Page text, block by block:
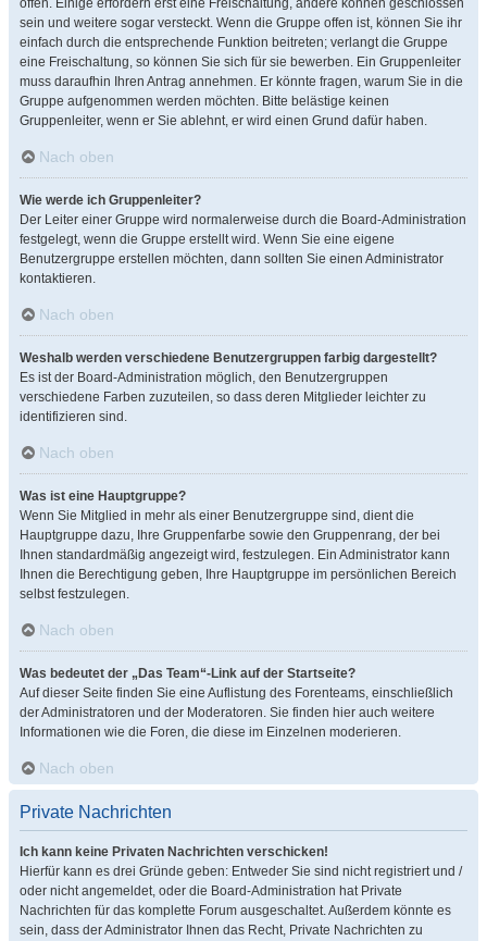
offen. Einige erfordern erst eine Freischaltung, andere können geschlossen
sein und weitere sogar versteckt. Wenn die Gruppe offen ist, können Sie ihr
einfach durch die entsprechende Funktion beitreten; verlangt die Gruppe
eine Freischaltung, so können Sie sich für sie bewerben. Ein Gruppenleiter
muss daraufhin Ihren Antrag annehmen. Er könnte fragen, warum Sie in die
Gruppe aufgenommen werden möchten. Bitte belästige keinen
Gruppenleiter, wenn er Sie ablehnt, er wird einen Grund dafür haben.
Nach oben
Wie werde ich Gruppenleiter?
Der Leiter einer Gruppe wird normalerweise durch die Board-Administration
festgelegt, wenn die Gruppe erstellt wird. Wenn Sie eine eigene
Benutzergruppe erstellen möchten, dann sollten Sie einen Administrator
kontaktieren.
Nach oben
Weshalb werden verschiedene Benutzergruppen farbig dargestellt?
Es ist der Board-Administration möglich, den Benutzergruppen
verschiedene Farben zuzuteilen, so dass deren Mitglieder leichter zu
identifizieren sind.
Nach oben
Was ist eine Hauptgruppe?
Wenn Sie Mitglied in mehr als einer Benutzergruppe sind, dient die
Hauptgruppe dazu, Ihre Gruppenfarbe sowie den Gruppenrang, der bei
Ihnen standardmäßig angezeigt wird, festzulegen. Ein Administrator kann
Ihnen die Berechtigung geben, Ihre Hauptgruppe im persönlichen Bereich
selbst festzulegen.
Nach oben
Was bedeutet der „Das Team“-Link auf der Startseite?
Auf dieser Seite finden Sie eine Auflistung des Forenteams, einschließlich
der Administratoren und der Moderatoren. Sie finden hier auch weitere
Informationen wie die Foren, die diese im Einzelnen moderieren.
Nach oben
Private Nachrichten
Ich kann keine Privaten Nachrichten verschicken!
Hierfür kann es drei Gründe geben: Entweder Sie sind nicht registriert und /
oder nicht angemeldet, oder die Board-Administration hat Private
Nachrichten für das komplette Forum ausgeschaltet. Außerdem könnte es
sein, dass der Administrator Ihnen das Recht, Private Nachrichten zu